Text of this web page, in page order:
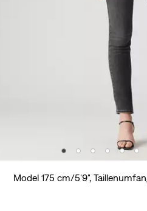
Model 175 cm/5'9",